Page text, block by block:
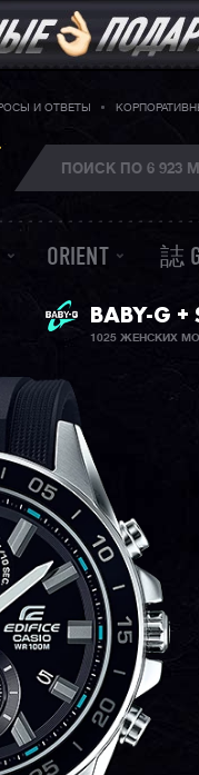
И ОТВЕТЫ
ORIENT 誌
BABY-G +
1025 ЖЕНСКИХ